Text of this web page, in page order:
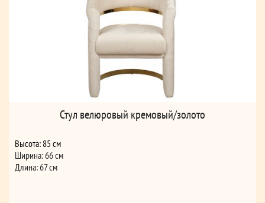
Стул велюровый кремовый/золото
Высота: 85 см
Ширина: 66 см
Длина: 67 см